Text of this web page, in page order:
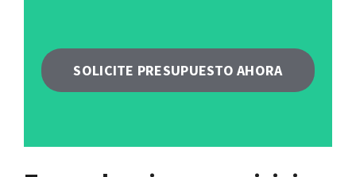
SOLICITE PRESUPUESTO AHORA